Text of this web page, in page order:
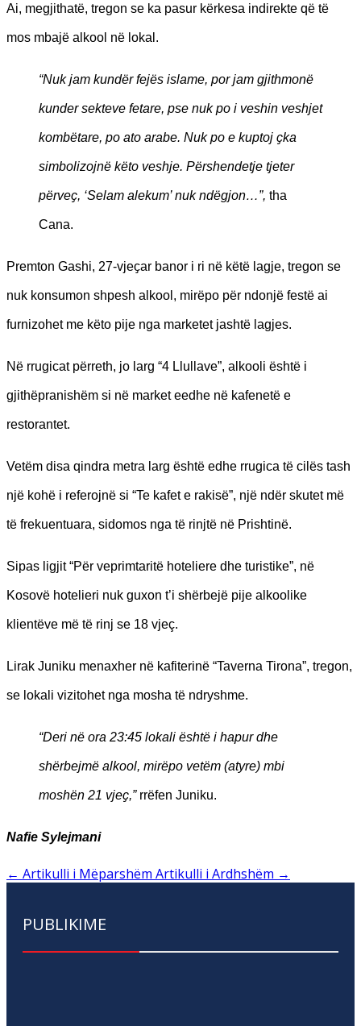
Ai, megjithatë, tregon se ka pasur kërkesa indirekte që të
mos mbajë alkool në lokal.
“Nuk jam kundër fejës islame, por jam gjithmonë
kunder sekteve fetare, pse nuk po i veshin veshjet
kombëtare, po ato arabe. Nuk po e kuptoj ҫka
simbolizojnë këto veshje. Përshendetje tjeter
përveҫ, ‘Selam alekum’ nuk ndëgjon…”, tha
Cana.
Premton Gashi, 27-vjeҫar banor i ri në këtë lagje, tregon se
nuk konsumon shpesh alkool, mirëpo për ndonjë festë ai
furnizohet me këto pije nga marketet jashtë lagjes.
Në rrugicat përreth, jo larg “4 Llullave”, alkooli është i
gjithëpranishëm si në market eedhe në kafenetë e
restorantet.
Vetëm disa qindra metra larg është edhe rrugica të cilës tash
një kohë i referojnë si “Te kafet e rakisë”, një ndër skutet më
të frekuentuara, sidomos nga të rinjtë në Prishtinë.
Sipas ligjit “Për veprimtaritë hoteliere dhe turistike”, në
Kosovë hotelieri nuk guxon t’i shërbejë pije alkoolike
klientëve më të rinj se 18 vjeç.
Lirak Juniku menaxher në kafiterinë “Taverna Tirona”, tregon,
se lokali vizitohet nga mosha të ndryshme.
“Deri në ora 23:45 lokali është i hapur dhe
shërbejmë alkool, mirëpo vetëm (atyre) mbi
moshën 21 vjeҫ,” rrëfen Juniku.
Nafie Sylejmani
← Artikulli i Mëparshëm Artikulli i Ardhshëm →
PUBLIKIME